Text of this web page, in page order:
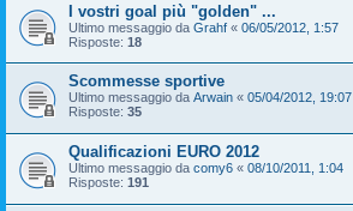
I vostri goal più "golden" ...
Ultimo messaggio da Grahf « 06/05/2012, 1:57
Risposte: 18
Scommesse sportive
Ultimo messaggio da Arwain « 05/04/2012, 19:07
Risposte: 35
Qualificazioni EURO 2012
Ultimo messaggio da comy6 « 08/10/2011, 1:04
Risposte: 191